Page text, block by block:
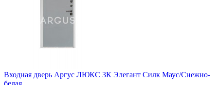
Входная дверь Аргус ЛЮКС 3К Элегант Силк Маус/Снежно-
белая